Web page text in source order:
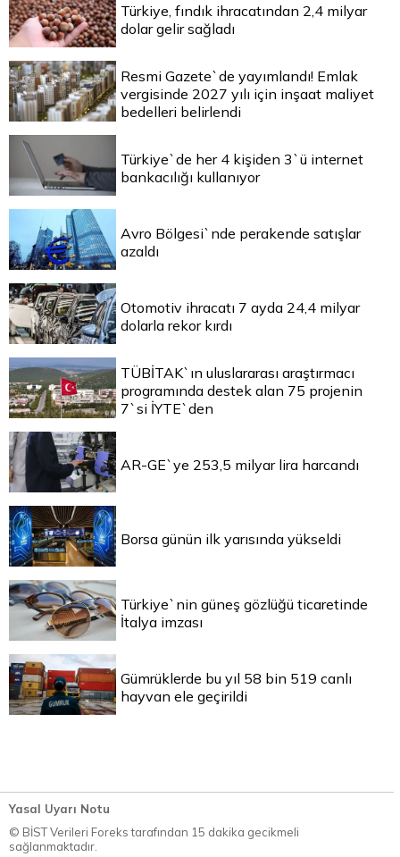
Türkiye, fındık ihracatından 2,4 milyar
dolar gelir sağladı
Resmi Gazete`de yayımlandı! Emlak
vergisinde 2027 yılı için inşaat maliyet
bedelleri belirlendi
Türkiye`de her 4 kişiden 3`ü internet
bankacılığı kullanıyor
Avro Bölgesi`nde perakende satışlar
azaldı
Otomotiv ihracatı 7 ayda 24,4 milyar
dolarla rekor kırdı
TÜBİTAK`ın uluslararası araştırmacı
programında destek alan 75 projenin
7`si İYTE`den
AR-GE`ye 253,5 milyar lira harcandı
Borsa günün ilk yarısında yükseldi
Türkiye`nin güneş gözlüğü ticaretinde
İtalya imzası
Gümrüklerde bu yıl 58 bin 519 canlı
hayvan ele geçirildi
Yasal Uyarı Notu
© BİST Verileri Foreks tarafından 15 dakika gecikmeli
sağlanmaktadır.